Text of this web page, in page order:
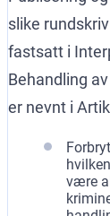
slike
fastsatt i
Behandling
er nevnt i
være